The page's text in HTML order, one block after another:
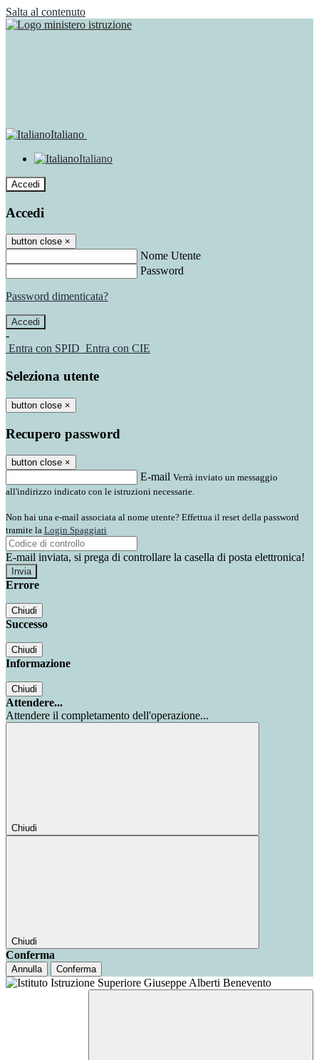
Salta al contenuto
Italiano
Italiano
Accedi
Accedi
button close ×
Nome Utente
Password
Password dimenticata?
-
Entra con SPID Entra con CIE
Seleziona utente
button close ×
Recupero password
button close ×
E-mail Verrà inviato un messaggio
all'indirizzo indicato con le istruzioni necessarie.
Non hai una e-mail associata al nome utente? Effettua il reset della password
tramite la Login Spaggiari
E-mail inviata, si prega di controllare la casella di posta elettronica!
Errore
Chiudi
Successo
Chiudi
Informazione
Chiudi
Attendere...
Attendere il completamento dell'operazione...
Chiudi
Chiudi
Conferma
Annulla Conferma